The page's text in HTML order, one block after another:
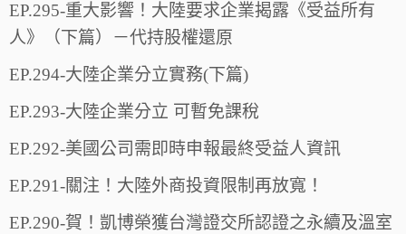
EP.295-重大影響！大陸要求企業揭露《受益所有
人》（下篇）－代持股權還原
EP.294-大陸企業分立實務(下篇)
EP.293-大陸企業分立 可暫免課稅
EP.292-美國公司需即時申報最終受益人資訊
EP.291-關注！大陸外商投資限制再放寬！
EP.290-賀！凱博榮獲台灣證交所認證之永續及溫室